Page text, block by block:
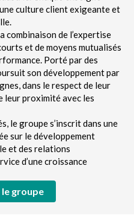
culture client exigeante et
combinaison de l’expertise
et de moyens mutualisés
Porté par des
son développement par
dans le respect de leur
leur proximité avec les
le groupe s’inscrit dans une
sur le développement
et des relations
d’une croissance
groupe